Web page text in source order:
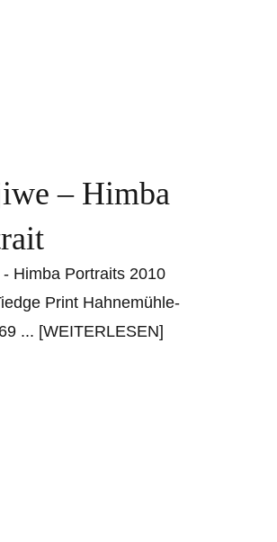
– Himba
- Himba Portraits 2010
Print Hahnemühle-
... [WEITERLESEN]